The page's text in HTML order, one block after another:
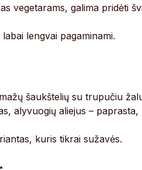
vegetarams, galima pridėti
lengvai pagaminami.
šaukštelių su trupučiu
alyvuogių aliejus – paprasta,
kuris tikrai sužavės.